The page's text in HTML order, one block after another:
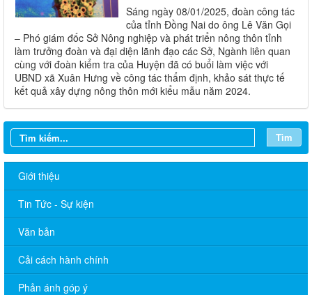
Sáng ngày 08/01/2025, đoàn công tác
của tỉnh Đồng Nai do ông Lê Văn Gọi
– Phó giám đốc Sở Nông nghiệp và phát triển nông thôn tỉnh
làm trưởng đoàn và đại diện lãnh đạo các Sở, Ngành liên quan
cùng với đoàn kiểm tra của Huyện đã có buổi làm việc với
UBND xã Xuân Hưng về công tác thẩm định, khảo sát thực tế
kết quả xây dựng nông thôn mới kiểu mẫu năm 2024.
Tìm
Giới thiệu
Tin Tức - Sự kiện
Văn bản
Cải cách hành chính
Phản ánh góp ý